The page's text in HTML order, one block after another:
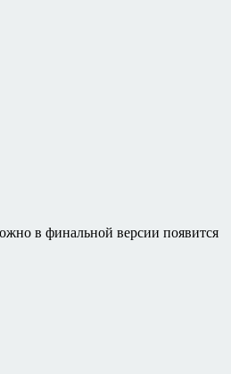
в финальной версии появится